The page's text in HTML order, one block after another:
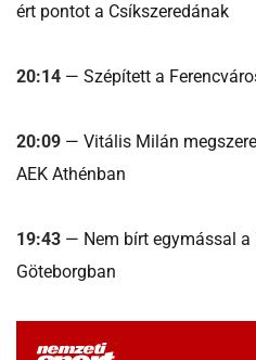
ért pontot a Csíkszeredának
20:14 — Szépített a
20:09 — Vitális Milán
AEK Athénban
19:43 — Nem bírt egymással a
Göteborgban